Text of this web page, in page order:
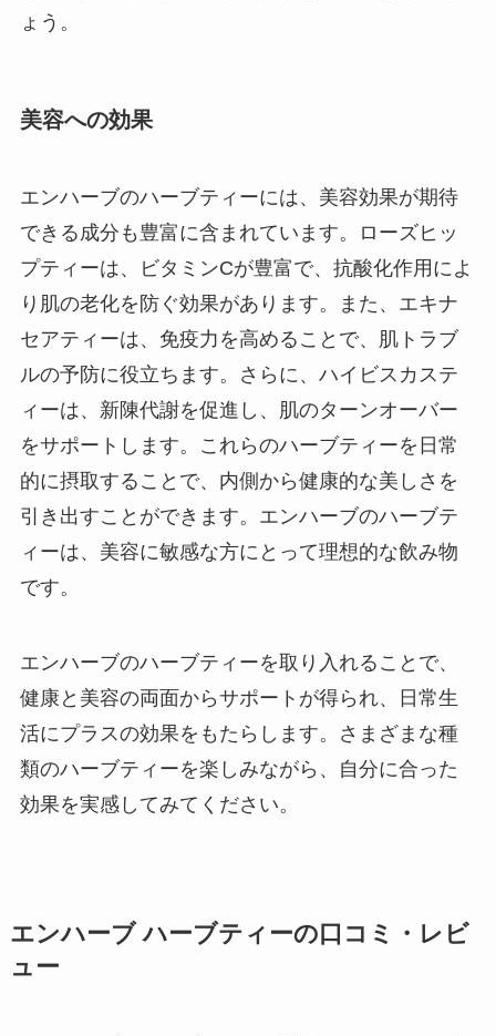
ょう。
美容への効果
エンハーブのハーブティーには、美容効果が期待
できる成分も豊富に含まれています。ローズヒッ
プティーは、ビタミンCが豊富で、抗酸化作用によ
り肌の老化を防ぐ効果があります。また、エキナ
セアティーは、免疫力を高めることで、肌トラブ
ルの予防に役立ちます。さらに、ハイビスカステ
ィーは、新陳代謝を促進し、肌のターンオーバー
をサポートします。これらのハーブティーを日常
的に摂取することで、内側から健康的な美しさを
引き出すことができます。エンハーブのハーブテ
ィーは、美容に敏感な方にとって理想的な飲み物
です。
エンハーブのハーブティーを取り入れることで、
健康と美容の両面からサポートが得られ、日常生
活にプラスの効果をもたらします。さまざまな種
類のハーブティーを楽しみながら、自分に合った
効果を実感してみてください。
エンハーブ ハーブティーの口コミ・レビ
ュー